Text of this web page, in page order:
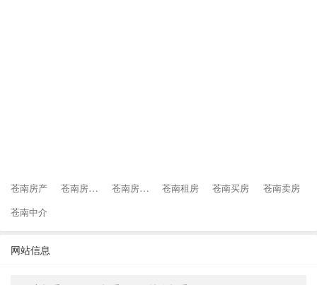
苍南房产 苍南房地产 苍南房产网 苍南租房 苍南买房
苍南卖房
苍南中介
网站信息